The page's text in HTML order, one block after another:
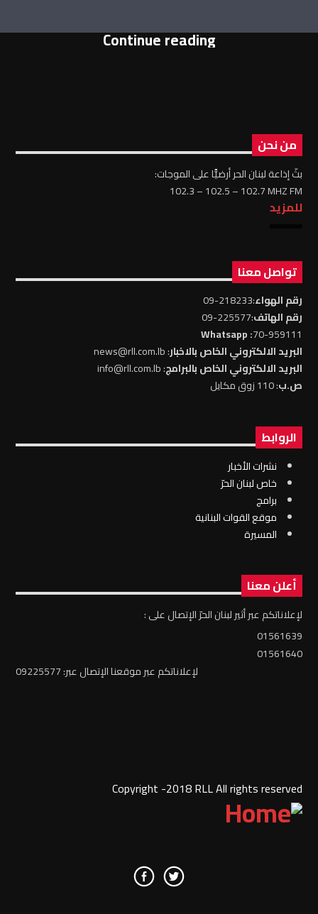
Continue reading
من نحن
بثّ إذاعة لبنان الحر أرضيًّا على الموجات:
102.3 – 102.5 – 102.7 MHZ FM
للمزيد
تواصل معنا
رقم الهواء:218233-09
رقم الهاتف:225577-09
70-959111
: Whatsapp
البريد الالكتروني الخاص بالاخبار: news@rll.com.lb
البريد الالكتروني الخاص بالبرامج: info@rll.com.lb
ص.ب: 110 زوق مكايل
الروابط
نشرات الأخبار
خاص لبنان الحرّ
برامج
موقع القوات البنانية
المسيرة
أعلن معنا
لإعلاناتكم عبر أثير لبنان الحرّ الإتصال على :
01561639
01561640
لإعلاناتكم عبر موقعنا الإتصال عبر: 09225577
Copyright -2018 RLL All rights reserved